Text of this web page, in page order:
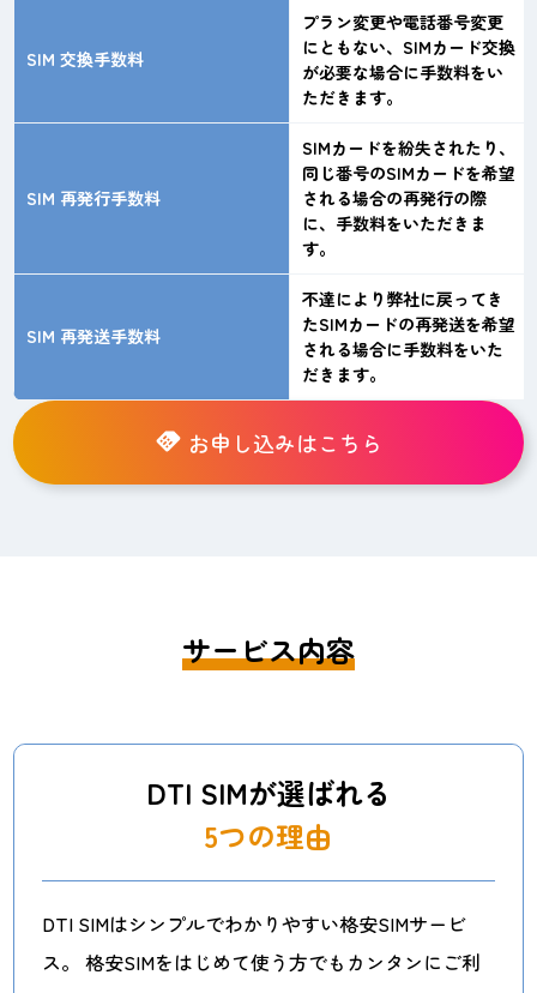
SIM 交換手数料
プラン変更や電話番号変更
にともない、SIMカード交換
が必要な場合に手数料をい
ただきます。
SIM 再発行手数料
SIMカードを紛失されたり、
同じ番号のSIMカードを希望
される場合の再発行の際
に、手数料をいただきま
す。
SIM 再発送手数料
不達により弊社に戻ってき
たSIMカードの再発送を希望
される場合に手数料をいた
だきます。
お申し込みはこちら
サービス内容
DTI SIMが選ばれる
5つの理由
DTI SIMはシンプルでわかりやすい格安SIMサービ
ス。 格安SIMをはじめて使う方でもカンタンにご利